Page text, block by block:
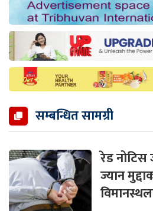
सम्बन्धित सामग्री
रेड नोटिस
ज्यान